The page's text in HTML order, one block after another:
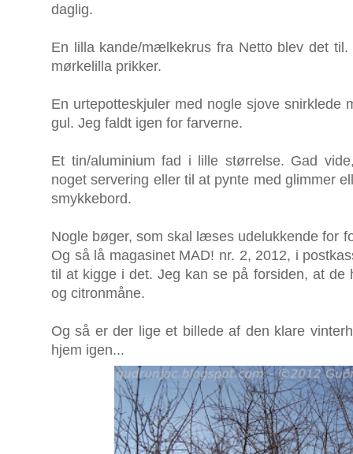
daglig.
En lilla kande/mælkekrus fra Netto blev det
mørkelilla prikker.
En urtepotteskjuler med nogle sjove snirklede
gul. Jeg faldt igen for farverne.
Et tin/aluminium fad i lille størrelse. Gad
noget servering eller til at pynte med glimmer
smykkebord.
Nogle bøger, som skal læses udelukkende for
Og så lå magasinet MAD! nr. 2, 2012, i
til at kigge i det. Jeg kan se på forsiden, at de
og citronmåne.
Og så er der lige et billede af den klare
hjem igen...